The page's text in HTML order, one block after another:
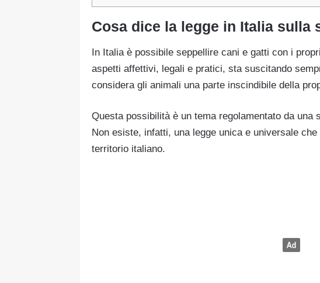
Cosa dice la legge in Italia sulla
In Italia è possibile seppellire cani e gatti con i
aspetti affettivi, legali e pratici, sta suscitando
considera gli animali una parte inscindibile della
Questa possibilità è un tema regolamentato da una
Non esiste, infatti, una legge unica e universale
territorio italiano.